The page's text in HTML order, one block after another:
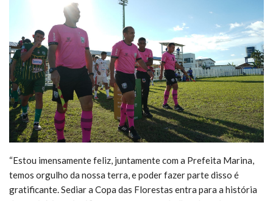
“Estou imensamente feliz, juntamente com a Prefeita Marina,
temos orgulho da nossa terra, e poder fazer parte disso é
gratificante. Sediar a Copa das Florestas entra para a história